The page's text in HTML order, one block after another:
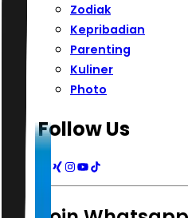
Zodiak
Kepribadian
Parenting
Kuliner
Photo
Follow Us